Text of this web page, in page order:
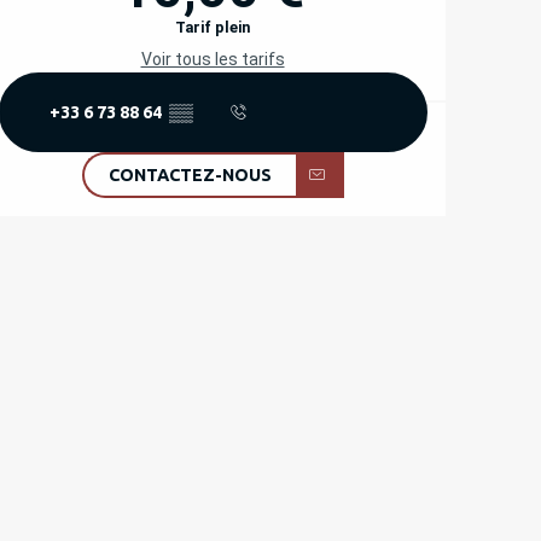
Tarif plein
Voir tous les tarifs
+33 6 73 88 64 ▒▒
CONTACTEZ-NOUS